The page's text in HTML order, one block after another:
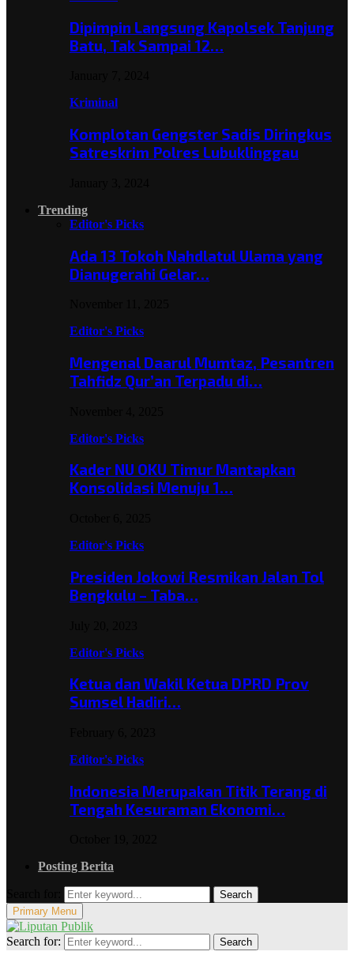
Dipimpin Langsung Kapolsek Tanjung
Batu, Tak Sampai 12…
Kriminal
Komplotan Gengster Sadis Diringkus
Satreskrim Polres Lubuklinggau
Trending
Editor's Picks
Ada 13 Tokoh Nahdlatul Ulama yang
Dianugerahi Gelar…
Editor's Picks
Mengenal Daarul Mumtaz, Pesantren
Tahfidz Qur’an Terpadu di…
Editor's Picks
Kader NU OKU Timur Mantapkan
Konsolidasi Menuju 1…
Editor's Picks
Presiden Jokowi Resmikan Jalan Tol
Bengkulu – Taba…
Editor's Picks
Ketua dan Wakil Ketua DPRD Prov
Sumsel Hadiri…
Editor's Picks
Indonesia Merupakan Titik Terang di
Tengah Kesuraman Ekonomi…
Posting Berita
Search
Primary Menu
Search for: Search